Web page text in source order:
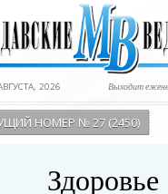
2026 Выходит
НОМЕР № 27 (2450)
Здоровье